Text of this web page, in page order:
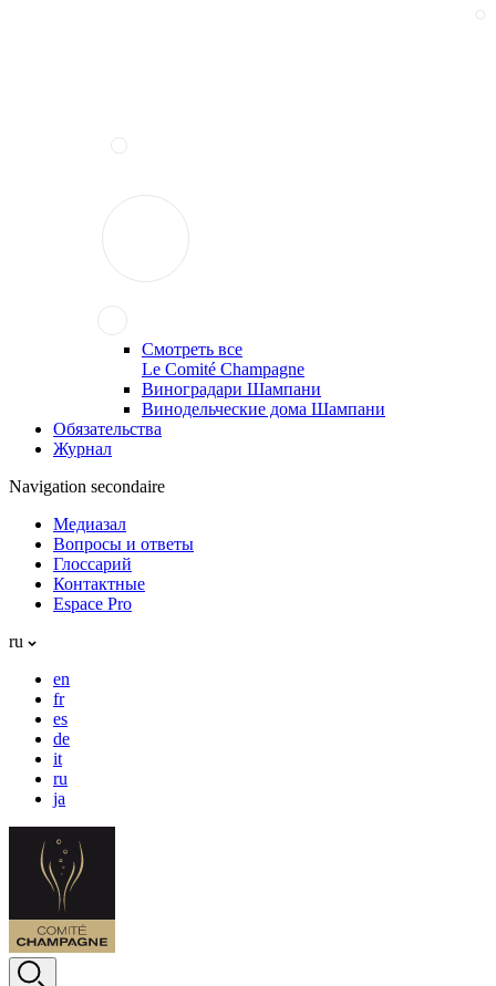
Смотреть все
Le Comité Champagne
Виноградари Шампани
Винодельческие дома Шампани
Обязательства
Журнал
Navigation secondaire
Медиазал
Вопросы и ответы
Глоссарий
Контактные
Espace Pro
ru
en
fr
es
de
it
ru
ja